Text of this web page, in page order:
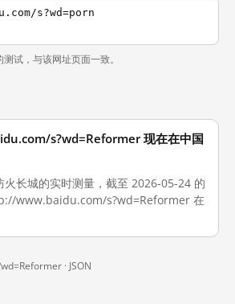
s?wd=porn
试，与该网址页面一致。
s?wd=Reformer 现在在中国
长城的实时测量，截至 2026-05-24 的
www.baidu.com/s?wd=Reformer 在
· JSON